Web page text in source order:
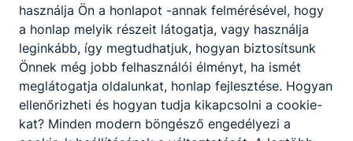
Ifjúságvédelmi felelős foglalkozásai
Iskolánkban több olyan diák is van, akik
veszélyeztetett státuszuak, nagyobb odafigyelést
igényelnek. Sokat segít ebben az ifjúságvédelmi
felelős, aki egyéni elbeszélgetésekkel, külön
ráfigyeléssel, mentori támogatással segíti ezeket
a diákokat.
használja Ön a honlapot -annak felmérésével, hogy
a honlap melyik részeit látogatja, vagy használja
leginkább, így megtudhatjuk, hogyan biztosítsunk
Önnek még jobb felhasználói élményt, ha ismét
meglátogatja oldalunkat, honlap fejlesztése. Hogyan
ellenőrizheti és hogyan tudja kikapcsolni a cookie-
kat? Minden modern böngésző engedélyezi a